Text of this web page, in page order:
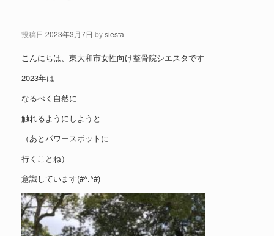
投稿日 2023年3月7日 bysiesta
こんにちは、東大和市女性向け整骨院シエスタです
2023年は
なるべく自然に
触れるようにしようと
（あとパワースポットに
行くことね）
意識しています(#^.^#)